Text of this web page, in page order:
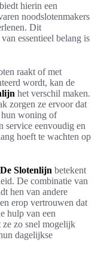
biedt hierin een
noodslotenmakers
Dit
essentieel belang is
raakt of met
wordt, kan de
het verschil maken.
zorgen ze ervoor dat
hun woning of
service eenvoudig en
hoeft te wachten op
De Slotenlijn betekent
De combinatie van
hen van andere
erop vertrouwen dat
hulp van een
ze zo snel mogelijk
dagelijkse